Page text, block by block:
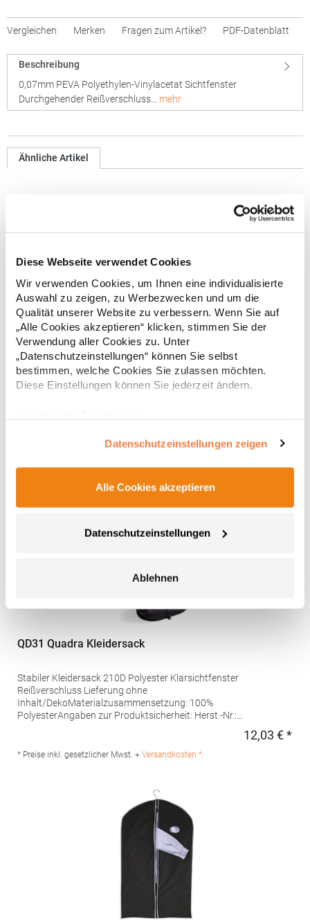
Diese Webseite verwendet Cookies
Wir verwenden Cookies, um Ihnen eine individualisierte
Auswahl zu zeigen, zu Werbezwecken und um die
Qualität unserer Website zu verbessern. Wenn Sie auf
„Alle Cookies akzeptieren“ klicken, stimmen Sie der
Verwendung aller Cookies zu. Unter
„Datenschutzeinstellungen“ können Sie selbst
bestimmen, welche Cookies Sie zulassen möchten.
Diese Einstellungen können Sie jederzeit ändern.
Datenschutzeinstellungen zeigen
Alle Cookies akzeptieren
Datenschutzeinstellungen
Ablehnen
Vergleichen Merken Fragen zum Artikel? PDF-Datenblatt
Beschreibung
0,07mm PEVA Polyethylen-Vinylacetat Sichtfenster
Durchgehender Reißverschluss… mehr
Ähnliche Artikel
LB74300 SOL´S Bags Premier Tasche
Kleidersack mit integriertem Reißverschluss Zwei Druckknöpfe
Zwei Tragegriffe Lieferung ohne Inhalt /
Rue Réaumur 75002 Paris Frankreich E-Mail:
7,59 € *
QD31 Quadra Kleidersack
Stabiler Kleidersack 210D Polyester Klarsichtfenster
Reißverschluss Lieferung ohne
Inhalt/DekoMaterialzusammensetzung: 100%
PolyesterAngaben zur Produktsicherheit: Herst.-Nr.:
marketing@beechfield.com
12,03 € *
* Preise inkl. gesetzlicher Mwst. + Versandkosten *